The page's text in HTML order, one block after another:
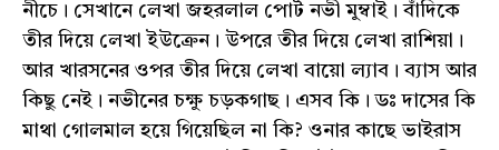
নীচে। সেখানে লেখা জহরলাল পোর্ট নভী মুম্বাই। বাঁদিকে
তীর দিয়ে লেখা ইউক্রেন। উপরে তীর দিয়ে লেখা রাশিয়া।
আর খারসনের ওপর তীর দিয়ে লেখা বায়ো ল্যাব। ব্যাস আর
কিছু নেই। নভীনের চক্ষু চড়কগাছ। এসব কি। ডঃ দাসের কি
মাথা গোলমাল হয়ে গিয়েছিল না কি? ওনার কাছে ভাইরাস